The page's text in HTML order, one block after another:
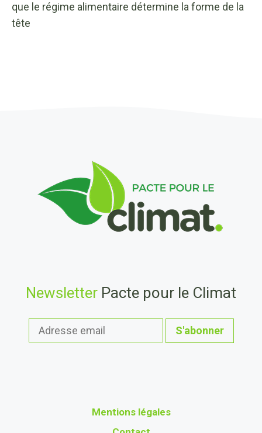
que le régime alimentaire détermine la forme de la
tête
Newsletter Pacte pour le Climat
Mentions légales